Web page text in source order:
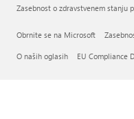
Zasebnost o zdravstvenem stanju
Obrnite se na Microsoft
O naših oglasih EU Compliance